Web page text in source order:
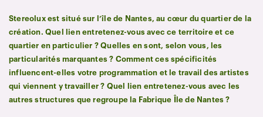
Stereolux est situé sur l’île de Nantes, au cœur du quartier de la
création. Quel lien entretenez-vous avec ce territoire et ce
quartier en particulier ? Quelles en sont, selon vous, les
particularités marquantes ? Comment ces spécificités
influencent-elles votre programmation et le travail des artistes
qui viennent y travailler ? Quel lien entretenez-vous avec les
autres structures que regroupe la Fabrique Île de Nantes ?